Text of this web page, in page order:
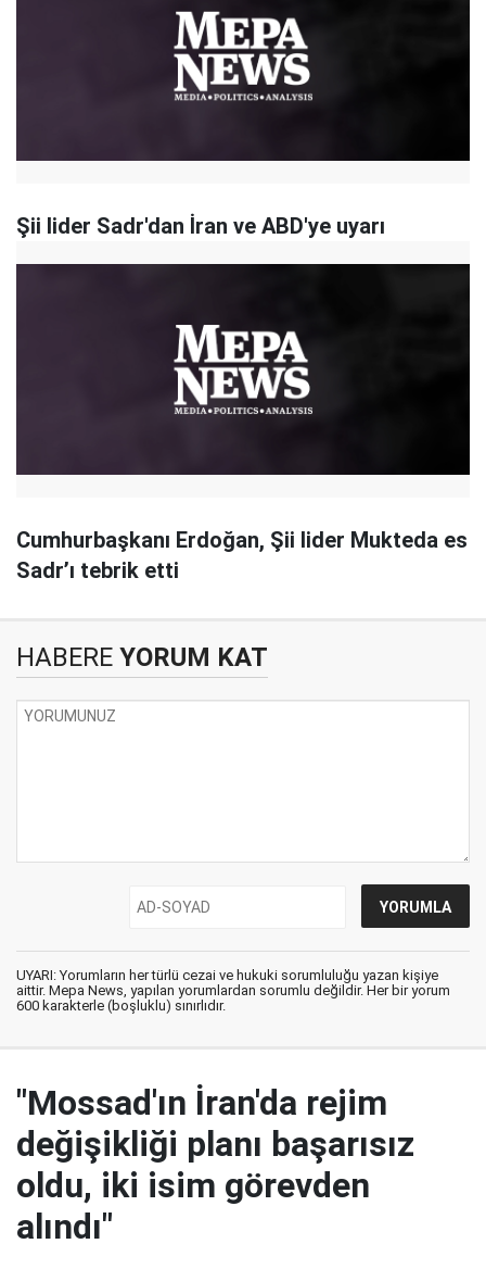
Şii lider Sadr'dan İran ve ABD'ye uyarı
Cumhurbaşkanı Erdoğan, Şii lider Mukteda es
Sadr’ı tebrik etti
HABERE YORUM KAT
UYARI: Yorumların her türlü cezai ve hukuki sorumluluğu yazan kişiye
aittir. Mepa News, yapılan yorumlardan sorumlu değildir. Her bir yorum
600 karakterle (boşluklu) sınırlıdır.
"Mossad'ın İran'da rejim
değişikliği planı başarısız
oldu, iki isim görevden
alındı"